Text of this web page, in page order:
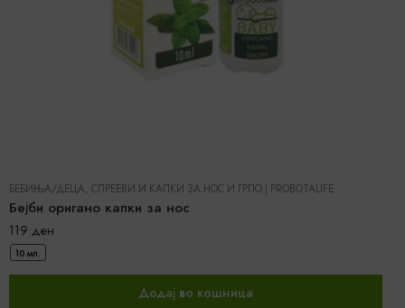
БЕБИЊА/ДЕЦА СПРЕЕВИ И КАПКИ ЗА НОС И ГРЛО PROBOTALIFE
Бејби оригано капки за нос
119 ден
10 мл.
Додај во кошница